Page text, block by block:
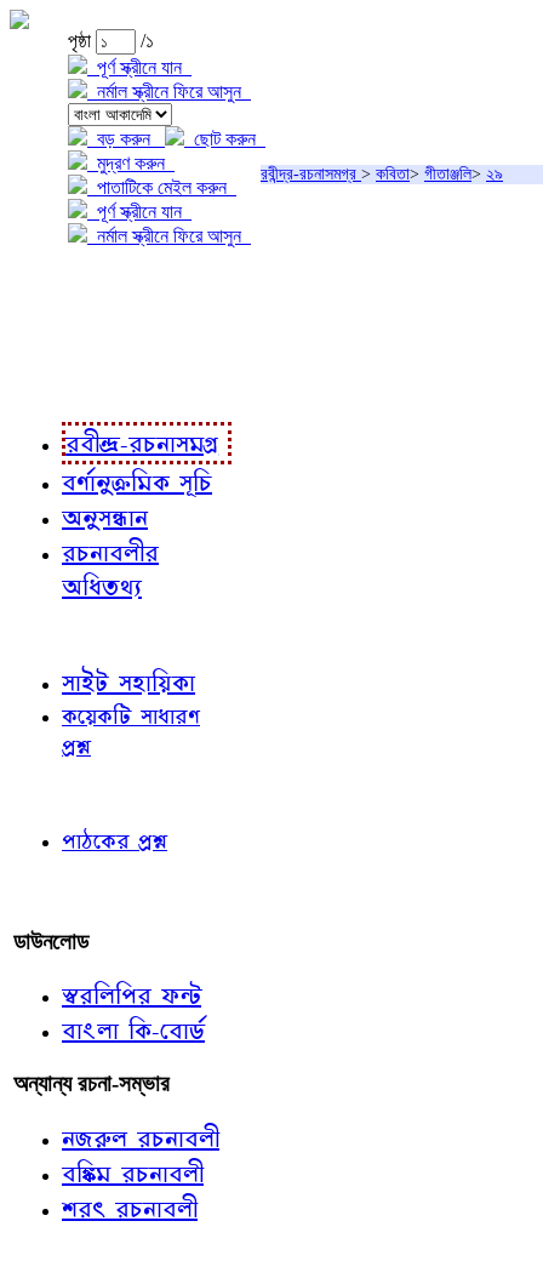
পৃষ্ঠা
/১
পূর্ণ স্ক্রীনে যান
নর্মাল স্ক্রীনে ফিরে আসুন
বড় করুন
ছোট করুন
মুদ্রণ করুন
পাতাটিকে মেইল করুন
পূর্ণ স্ক্রীনে যান
নর্মাল স্ক্রীনে ফিরে আসুন
রবীন্দ্র-রচনাসমগ্র > কবিতা> গীতাঞ্জলি> ২৯
রবীন্দ্র-রচনাসমগ্র
বর্ণানুক্রমিক সূচি
অনুসন্ধান
রচনাবলীর
অধিতথ্য
সাইট সহায়িকা
কয়েকটি সাধারণ
প্রশ্ন
পাঠকের প্রশ্ন
ডাউনলোড
স্বরলিপির ফন্ট
বাংলা কি-বোর্ড
অন্যান্য রচনা-সম্ভার
নজরুল রচনাবলী
বঙ্কিম রচনাবলী
শরৎ রচনাবলী